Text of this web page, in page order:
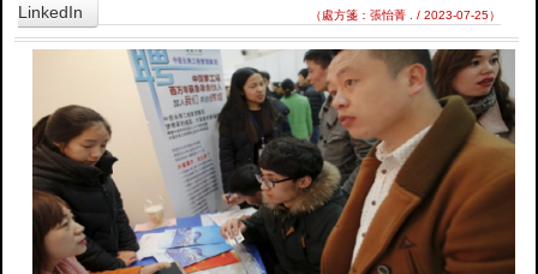
LinkedIn
（處方箋：張怡菁 . / 2023-07-25）